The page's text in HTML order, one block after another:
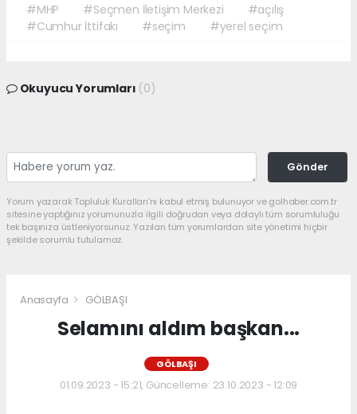
#MHP #Seçmen İletişim Merkezi
#açılış
#Cumhur İttifakı
#seçim #yerel seçim
Okuyucu Yorumları (0)
Gönder
Yorum yazarak Topluluk Kuralları’nı kabul etmiş bulunuyor ve golhaber.com.tr
sitesine yaptığınız yorumunuzla ilgili doğrudan veya dolaylı tüm sorumluluğu
tek başınıza üstleniyorsunuz. Yazılan tüm yorumlardan site yönetimi hiçbir
şekilde sorumlu tutulamaz.
Anasayfa GÖLBAŞI
Selamını aldım başkan...
GÖLBAŞI
01.09.2023 - 15:21, Güncelleme: 23.10.2023 - 12:09